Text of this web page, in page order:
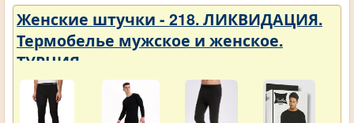
Женские штучки - 218. ЛИКВИДАЦИЯ.
Термобелье мужское и женское.
ТУРЦИЯ